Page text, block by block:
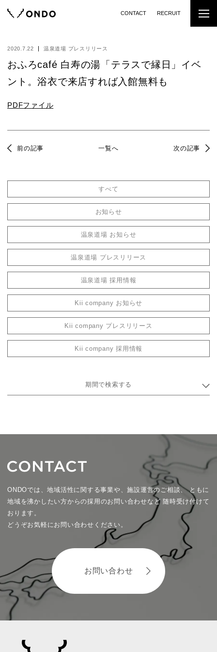
CONTACT RECRUIT
2020.7.22 温泉道場 プレスリリース
おふろcafé 白寿の湯「テラスで縁日」イベ
ント。浴衣で来店すれば入館無料も
PDFファイル
前の記事 一覧へ 次の記事
すべて
お知らせ
温泉道場 お知らせ
温泉道場 プレスリリース
温泉道場 採用情報
Kii company お知らせ
Kii company プレスリリース
Kii company 採用情報
期間で検索する
ONDOでは、地域活性に関する事業や、施設運営のご相談、ともに
地域を沸かしたい方からの採用のお問い合わせなど 随時受け付けて
おります。
どうぞお気軽にお問い合わせください。
お問い合わせ